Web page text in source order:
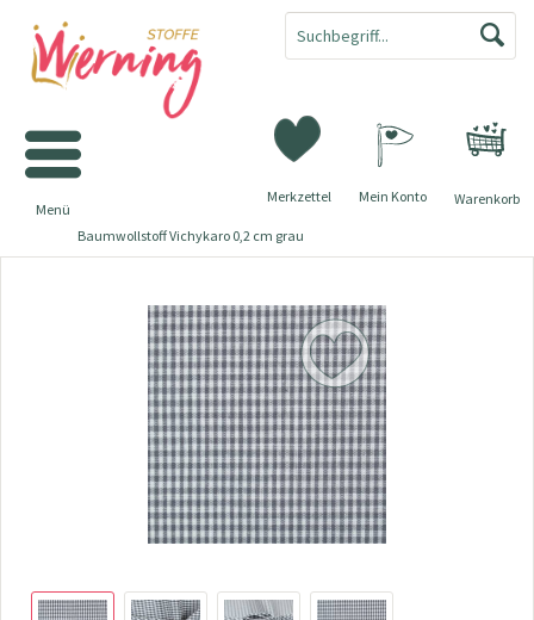
Warenkorb
Merkzettel Mein Konto
Menü
Baumwollstoff Vichykaro 0,2 cm grau